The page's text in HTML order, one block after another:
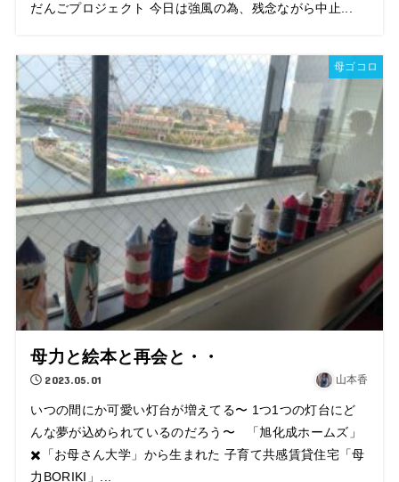
だんごプロジェクト 今日は強風の為、残念ながら中止...
母ゴコロ
母力と絵本と再会と・・
2023.05.01 山本香
いつの間にか可愛い灯台が増えてる〜 1つ1つの灯台にど
んな夢が込められているのだろう〜 「旭化成ホームズ」
✖️「お母さん大学」から生まれた 子育て共感賃貸住宅「母
力BORIKI」...